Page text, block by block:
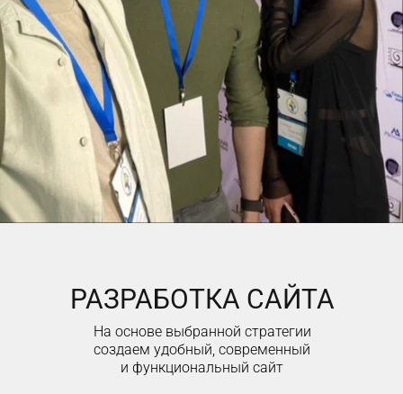
РАЗРАБОТКА САЙТА
На основе выбранной стратегии
создаем удобный, современный
и функциональный сайт